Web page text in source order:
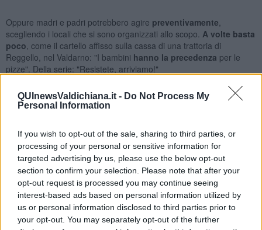
QUInewsValdichiana.it - Do Not Process My
Personal Information
If you wish to opt-out of the sale, sharing to third parties, or
processing of your personal or sensitive information for
targeted advertising by us, please use the below opt-out
section to confirm your selection. Please note that after your
opt-out request is processed you may continue seeing
interest-based ads based on personal information utilized by
us or personal information disclosed to third parties prior to
your opt-out. You may separately opt-out of the further
Oppure madri e padri potrebbero agire preventivamente,
scegliendo i locali che si sono organizzati allo scopo. A volte basta
poco, come il cartello affisso sulla cassa di una trattoria di
Reggello, nel Valdarno: "I bambini hanno la precedenza per le
pizze". Della serie: "Resistete, arriviamo!"